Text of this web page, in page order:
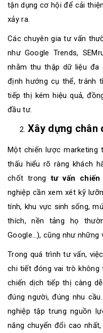
tận dụng cơ hội để cải
xảy ra.
Các chuyên gia tư vấn
như Google Trends,
nhằm thu thập dữ liệu đa
định hướng cụ thể, tránh
tiếp thị kém hiệu quả,
đầu tư.
Xây dựng chân
Một chiến lược marketing
thấu hiểu rõ ràng khách
chốt trong tư vấn chiến
nghiệp cần xem xét kỹ
tính, khu vực sinh sống,
thích, nền tảng họ
Google…), cũng như những
Trong quá trình tư vấn,
chi tiết đóng vai trò không
chiến dịch tiếp thị càng
đúng người, đúng nhu
nghiệp tập trung nguồn
năng chuyển đổi cao